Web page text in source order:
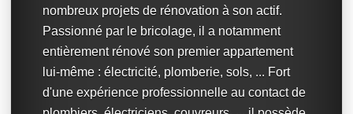
nombreux projets de rénovation à son actif.
Passionné par le bricolage, il a notamment
entièrement rénové son premier appartement
lui-même : électricité, plomberie, sols, ... Fort
d'une expérience professionnelle au contact de